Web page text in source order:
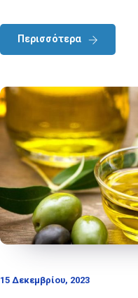
Περισσότερα
15 Δεκεμβρίου, 2023